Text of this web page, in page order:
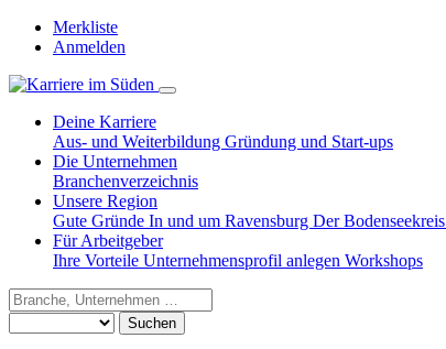
Merkliste
Anmelden
Deine Karriere
Aus- und Weiterbildung Gründung und Start-ups
Die Unternehmen
Branchenverzeichnis
Unsere Region
Gute Gründe In und um Ravensburg Der Bodenseekreis
Für Arbeitgeber
Ihre Vorteile Unternehmensprofil anlegen Workshops
Suchen